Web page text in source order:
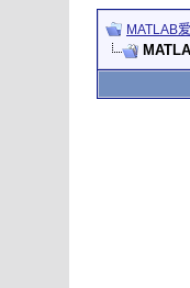
MATLAB